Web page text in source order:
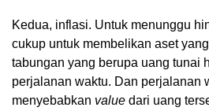
Kedua, inflasi. Untuk menunggu
cukup untuk membelikan aset
tabungan yang berupa uang tunai
perjalanan waktu. Dan perjalanan
menyebabkan value dari uang